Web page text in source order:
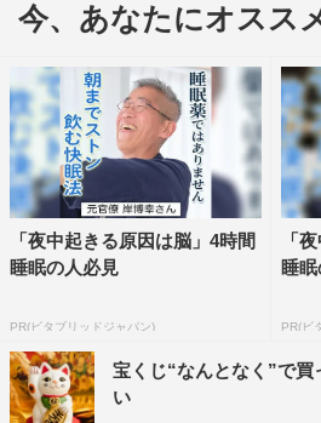
行者に迎え、長野県伊那谷へ。絶
ほのぼのと交流する。
大竹は、西村瑞樹（バイきんぐ
薙）、マツモトクラブと共に茨城
一のメロンの里で、メロン映えす
三村は、相田翔子、井森美幸、
に。さらに個室風呂付隠れ宿で珍
＜出演者コメント＞
■出川哲朗
今、あなたにオスス
「夜中起きる原因は脳」4時間
睡眠の人必見
PR(ビタブリッドジャパン)
「
睡
PR(ビ
宝くじ“なんとなく”で
い